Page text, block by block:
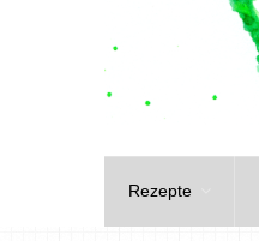
Rezepte